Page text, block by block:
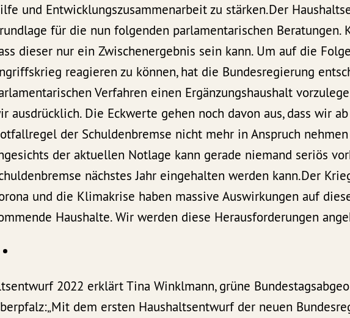
und Entwicklungszusammenarbeit zu stärken.Der
für die nun folgenden parlamentarischen Beratungen.
dieser nur ein Zwischenergebnis sein kann. Um auf die
reagieren zu können, hat die Bundesregierung
Verfahren einen Ergänzungshaushalt
ausdrücklich. Die Eckwerte gehen noch davon aus, dass wir
der Schuldenbremse nicht mehr in Anspruch nehmen
der aktuellen Notlage kann gerade niemand seriös
nächstes Jahr eingehalten werden kann.Der
und die Klimakrise haben massive Auswirkungen auf
Haushalte. Wir werden diese Herausforderungen
2022 erklärt Tina Winklmann, grüne
dem ersten Haushaltsentwurf der neuen